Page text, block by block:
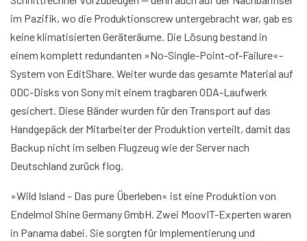
im Pazifik, wo die Produktionscrew untergebracht war, gab es
keine klimatisierten Geräteräume. Die Lösung bestand in
einem komplett redundanten »No-Single-Point-of-Failure«-
System von EditShare. Weiter wurde das gesamte Material auf
ODC-Disks von Sony mit einem tragbaren ODA-Laufwerk
gesichert. Diese Bänder wurden für den Transport auf das
Handgepäck der Mitarbeiter der Produktion verteilt, damit das
Backup nicht im selben Flugzeug wie der Server nach
Deutschland zurück flog.
»Wild Island – Das pure Überleben« ist eine Produktion von
Endelmol Shine Germany GmbH. Zwei MoovIT-Experten waren
in Panama dabei. Sie sorgten für Implementierung und